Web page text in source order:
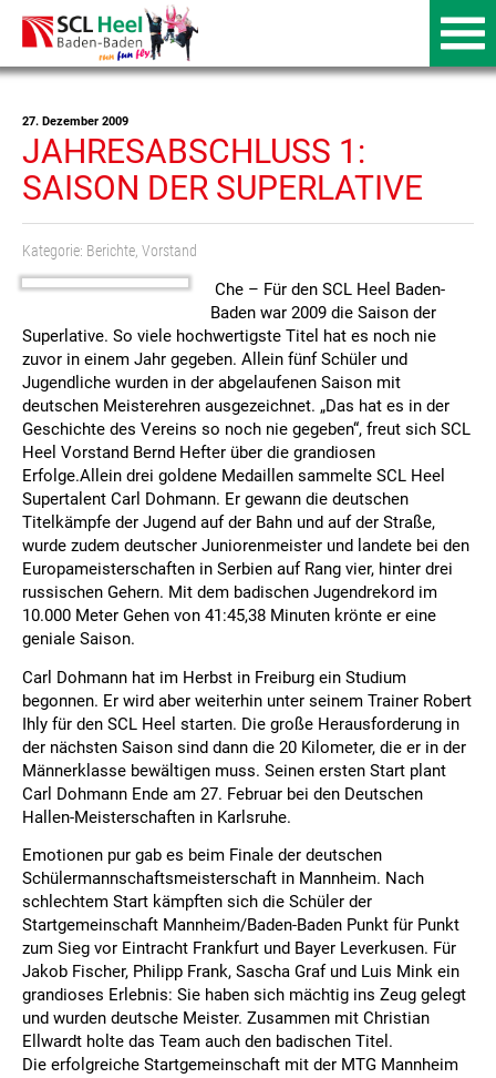
27. Dezember 2009
JAHRESABSCHLUSS 1:
SAISON DER SUPERLATIVE
Kategorie: Berichte, Vorstand
Che – Für den SCL Heel Baden-
Baden war 2009 die Saison der
Superlative. So viele hochwertigste Titel hat es noch nie
zuvor in einem Jahr gegeben. Allein fünf Schüler und
Jugendliche wurden in der abgelaufenen Saison mit
deutschen Meisterehren ausgezeichnet. „Das hat es in der
Geschichte des Vereins so noch nie gegeben“, freut sich SCL
Heel Vorstand Bernd Hefter über die grandiosen
Erfolge.Allein drei goldene Medaillen sammelte SCL Heel
Supertalent Carl Dohmann. Er gewann die deutschen
Titelkämpfe der Jugend auf der Bahn und auf der Straße,
wurde zudem deutscher Juniorenmeister und landete bei den
Europameisterschaften in Serbien auf Rang vier, hinter drei
russischen Gehern. Mit dem badischen Jugendrekord im
10.000 Meter Gehen von 41:45,38 Minuten krönte er eine
geniale Saison.
Carl Dohmann hat im Herbst in Freiburg ein Studium
begonnen. Er wird aber weiterhin unter seinem Trainer Robert
Ihly für den SCL Heel starten. Die große Herausforderung in
der nächsten Saison sind dann die 20 Kilometer, die er in der
Männerklasse bewältigen muss. Seinen ersten Start plant
Carl Dohmann Ende am 27. Februar bei den Deutschen
Hallen-Meisterschaften in Karlsruhe.
Emotionen pur gab es beim Finale der deutschen
Schülermannschaftsmeisterschaft in Mannheim. Nach
schlechtem Start kämpften sich die Schüler der
Startgemeinschaft Mannheim/Baden-Baden Punkt für Punkt
zum Sieg vor Eintracht Frankfurt und Bayer Leverkusen. Für
Jakob Fischer, Philipp Frank, Sascha Graf und Luis Mink ein
grandioses Erlebnis: Sie haben sich mächtig ins Zeug gelegt
und wurden deutsche Meister. Zusammen mit Christian
Ellwardt holte das Team auch den badischen Titel.
Die erfolgreiche Startgemeinschaft mit der MTG Mannheim